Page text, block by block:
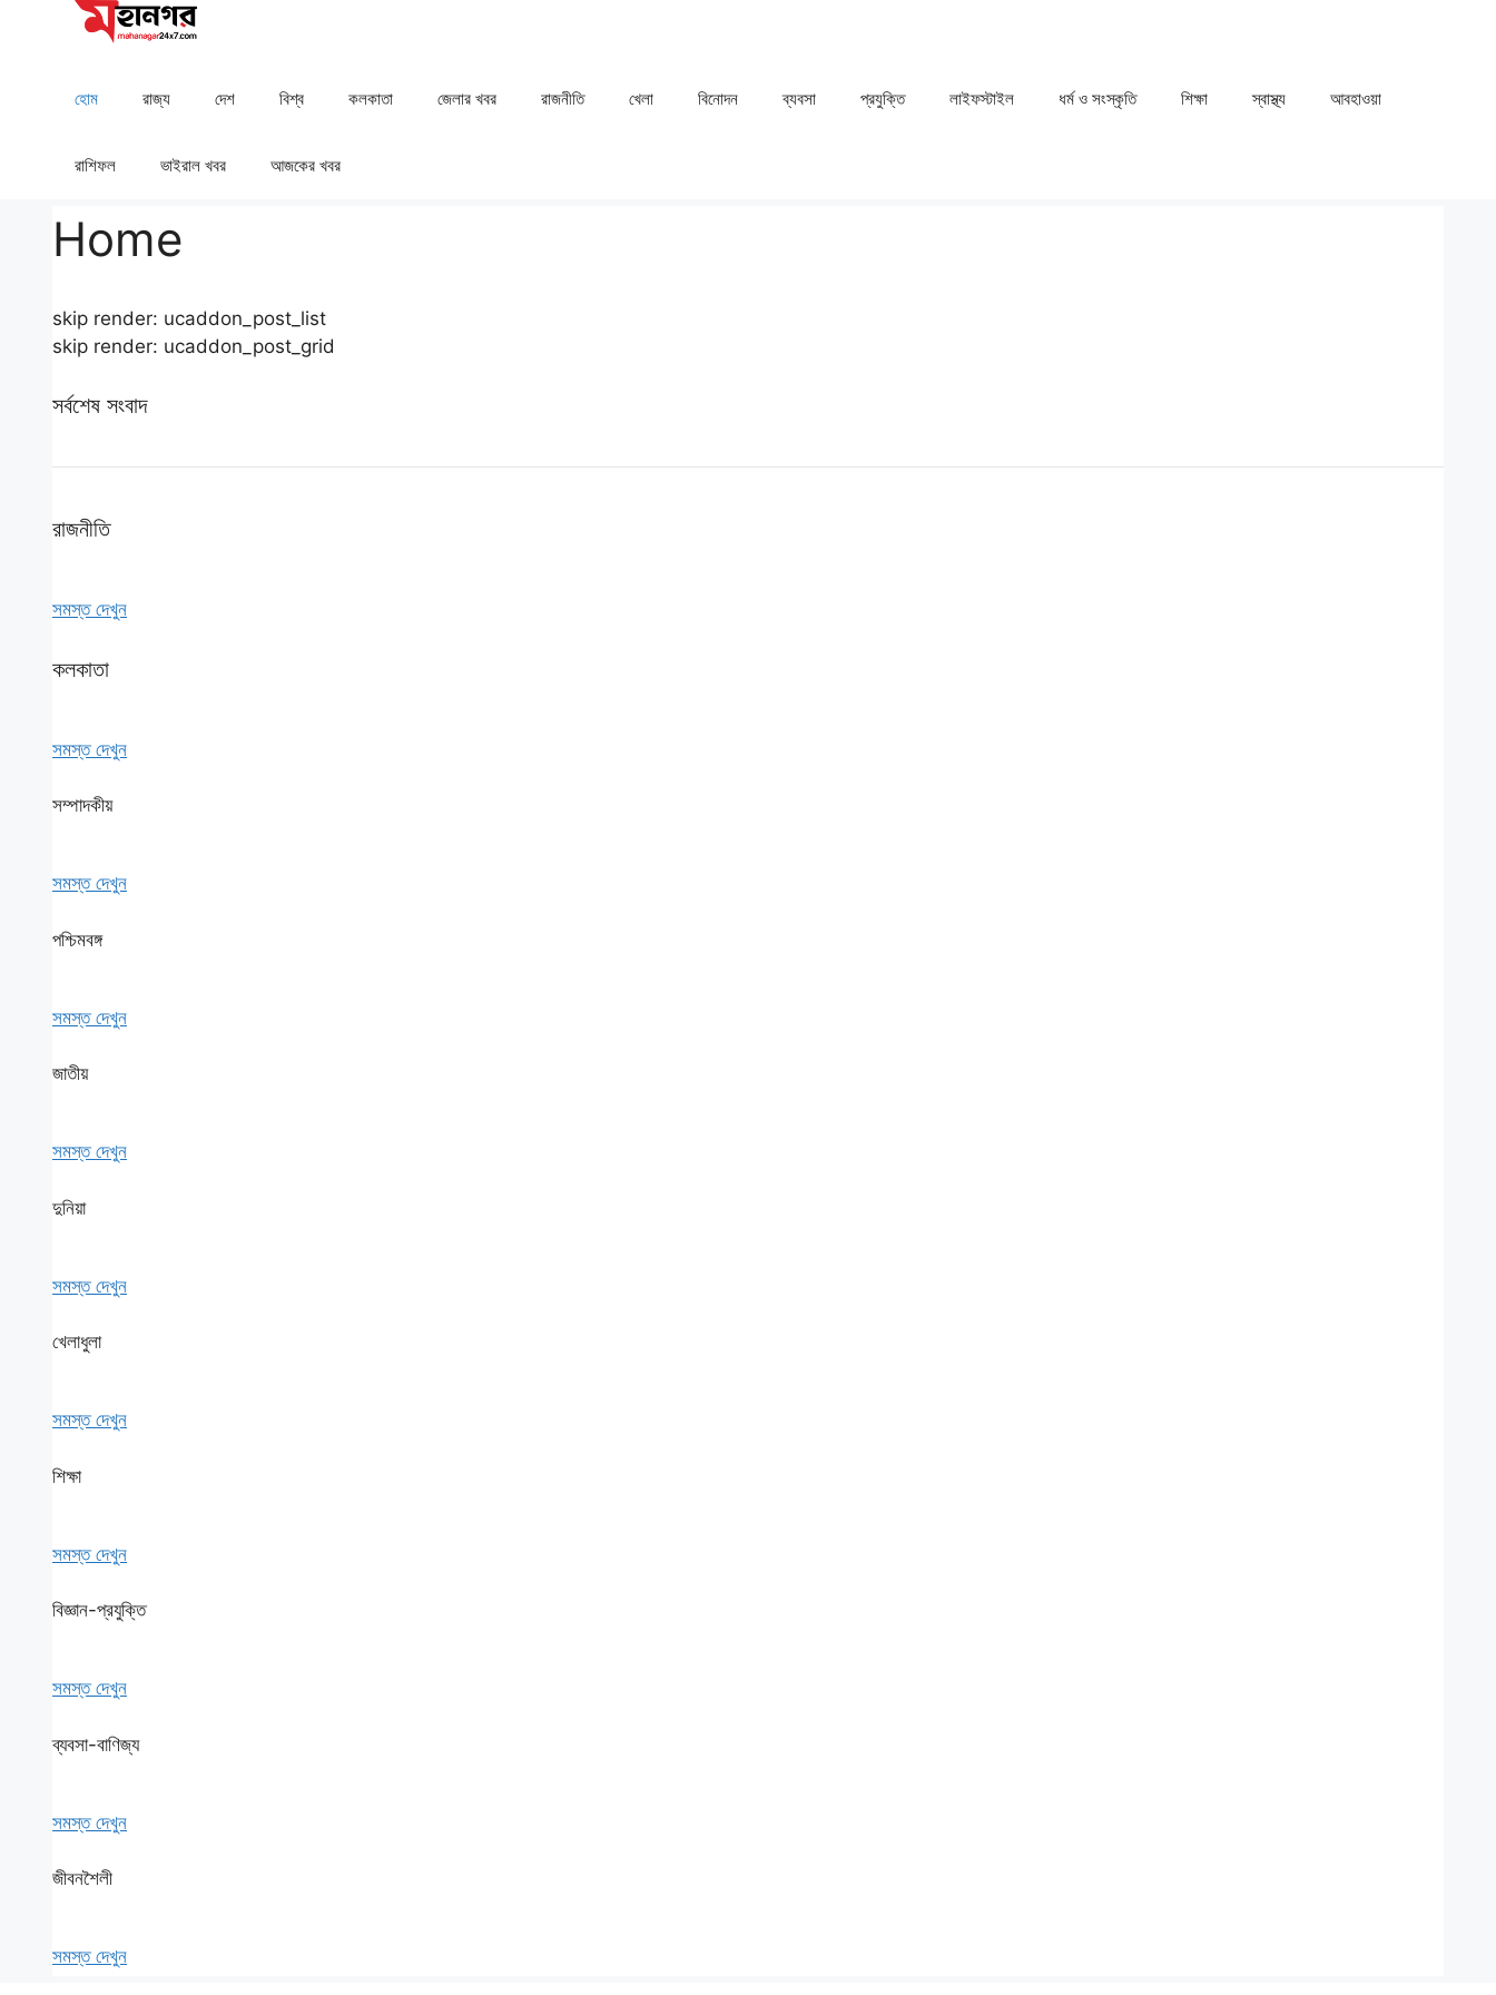
হোম রাজ্য দেশ ⁠বিশ্ব কলকাতা ⁠⁠জেলার খবর রাজনীতি খেলা ⁠বিনোদন ব্যবসা প্রযুক্তি লাইফস্টাইল ধর্ম ও সংস্কৃতি ⁠⁠শিক্ষা ⁠⁠স্বাস্থ্য ⁠⁠আবহাওয়া
রাশিফল ⁠⁠ভাইরাল খবর আজকের খবর
Home
skip render: ucaddon_post_list
skip render: ucaddon_post_grid
সর্বশেষ সংবাদ
রাজনীতি
সমস্ত দেখুন
কলকাতা
সমস্ত দেখুন
সম্পাদকীয়
সমস্ত দেখুন
পশ্চিমবঙ্গ
সমস্ত দেখুন
জাতীয়
সমস্ত দেখুন
দুনিয়া
সমস্ত দেখুন
খেলাধুলা
সমস্ত দেখুন
শিক্ষা
সমস্ত দেখুন
বিজ্ঞান-প্রযুক্তি
সমস্ত দেখুন
ব্যবসা-বাণিজ্য
সমস্ত দেখুন
জীবনশৈলী
সমস্ত দেখুন